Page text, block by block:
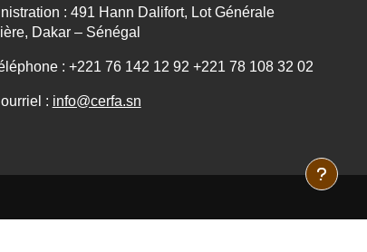
: 491 Hann Dalifort, Lot Générale
Dakar – Sénégal
: +221 76 142 12 92 +221 78 108 32 02
: info@cerfa.sn